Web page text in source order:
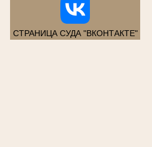
СТРАНИЦА СУДА "ВКОНТАКТЕ"